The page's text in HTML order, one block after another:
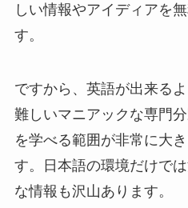
しい情報やアイディアを
す。
ですから、英語が出来る
難しいマニアックな専門
を学べる範囲が非常に大
す。日本語の環境だけで
な情報も沢山あります。